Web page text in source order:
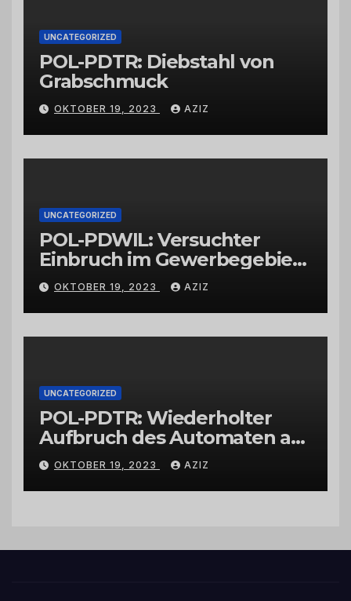
UNCATEGORIZED
POL-PDTR: Diebstahl von
Grabschmuck
OKTOBER 19, 2023 AZIZ
UNCATEGORIZED
POL-PDWIL: Versuchter
Einbruch im Gewerbegebiet
Wittlich
OKTOBER 19, 2023 AZIZ
UNCATEGORIZED
POL-PDTR: Wiederholter
Aufbruch des Automaten am
Wohnmobilstellplatz in
Hermeskeil am Labachweg
OKTOBER 19, 2023 AZIZ